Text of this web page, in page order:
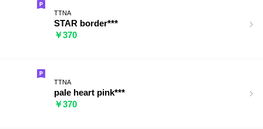
TTNA
STAR border***
￥370
TTNA
pale heart pink***
￥370